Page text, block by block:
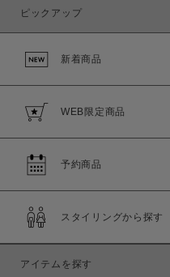
ピックアップ
新着商品
WEB限定商品
予約商品
スタイリングから探す
アイテムを探す